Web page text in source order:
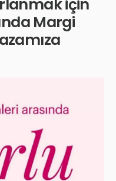
için
Margi